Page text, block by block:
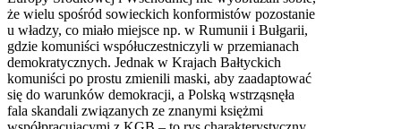
że wielu spośród sowieckich konformistów pozostanie
u władzy, co miało miejsce np. w Rumunii i Bułgarii,
gdzie komuniści współuczestniczyli w przemianach
demokratycznych. Jednak w Krajach Bałtyckich
komuniści po prostu zmienili maski, aby zaadaptować
się do warunków demokracji, a Polską wstrząsnęła
fala skandali związanych ze znanymi księżmi